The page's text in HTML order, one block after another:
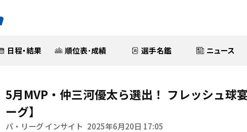
日程・結果 順位表･成績 選手名鑑 ニュース
5月MVP・仲三河優太ら選出！ フレッシュ球
ーグ】
パ・リーグ インサイト 2025年6月20日 17:05